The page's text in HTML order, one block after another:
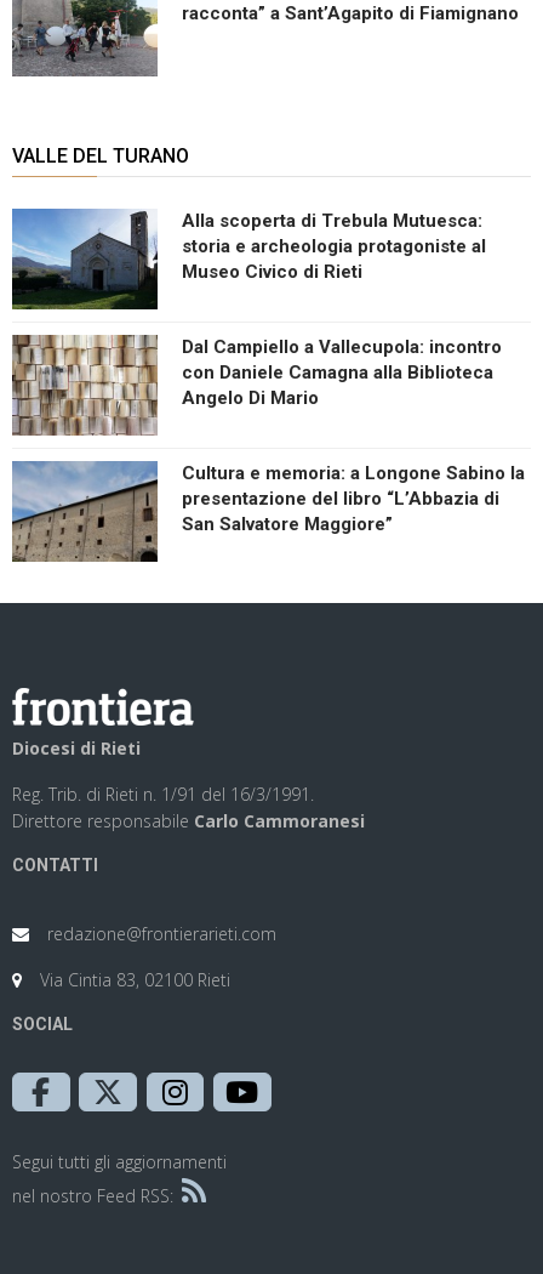
racconta” a Sant’Agapito di Fiamignano
VALLE DEL TURANO
Alla scoperta di Trebula Mutuesca:
storia e archeologia protagoniste al
Museo Civico di Rieti
Dal Campiello a Vallecupola: incontro
con Daniele Camagna alla Biblioteca
Angelo Di Mario
Cultura e memoria: a Longone Sabino la
presentazione del libro “L’Abbazia di
San Salvatore Maggiore”
Diocesi di Rieti
Reg. Trib. di Rieti n. 1/91 del 16/3/1991.
Direttore responsabile Carlo Cammoranesi
CONTATTI
redazione@frontierarieti.com
Via Cintia 83, 02100 Rieti
SOCIAL
Segui tutti gli aggiornamenti
nel nostro Feed RSS: